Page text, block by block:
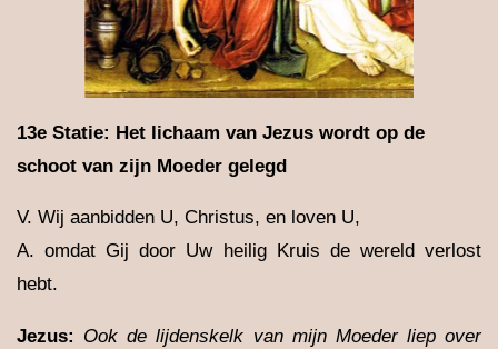
13e Statie: Het lichaam van Jezus wordt op de
schoot van zijn Moeder gelegd
V. Wij aanbidden U, Christus, en loven U,
A. omdat Gij door Uw heilig Kruis de wereld verlost
hebt.
Jezus: Ook de lijdenskelk van mijn Moeder liep over